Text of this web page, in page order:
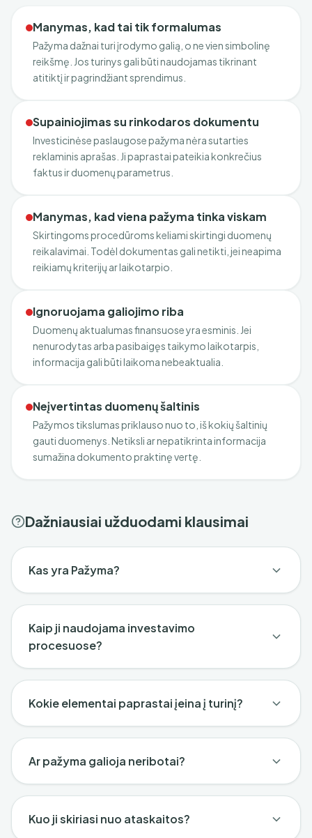
Manymas, kad tai tik formalumas
Pažyma dažnai turi įrodymo galią, o ne vien simbolinę
reikšmę. Jos turinys gali būti naudojamas tikrinant
atitiktį ir pagrindžiant sprendimus.
Supainiojimas su rinkodaros dokumentu
Investicinėse paslaugose pažyma nėra sutarties
reklaminis aprašas. Ji paprastai pateikia konkrečius
faktus ir duomenų parametrus.
Manymas, kad viena pažyma tinka viskam
Skirtingoms procedūroms keliami skirtingi duomenų
reikalavimai. Todėl dokumentas gali netikti, jei neapima
reikiamų kriterijų ar laikotarpio.
Ignoruojama galiojimo riba
Duomenų aktualumas finansuose yra esminis. Jei
nenurodytas arba pasibaigęs taikymo laikotarpis,
informacija gali būti laikoma nebeaktualia.
Neįvertintas duomenų šaltinis
Pažymos tikslumas priklauso nuo to, iš kokių šaltinių
gauti duomenys. Netiksli ar nepatikrinta informacija
sumažina dokumento praktinę vertę.
Dažniausiai užduodami klausimai
Kas yra Pažyma?
Kaip ji naudojama investavimo
procesuose?
Kokie elementai paprastai įeina į turinį?
Ar pažyma galioja neribotai?
Kuo ji skiriasi nuo ataskaitos?